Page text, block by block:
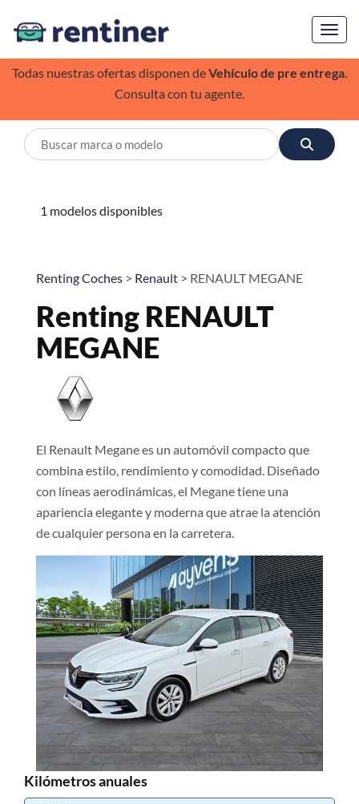
Todas nuestras ofertas disponen deVehículo de pre entrega.
Consulta con tu agente.
1 modelos disponibles
Renting Coches > Renault > RENAULT MEGANE
Renting RENAULT
MEGANE
El Renault Megane es un automóvil compacto que
combina estilo, rendimiento y comodidad. Diseñado
con líneas aerodinámicas, el Megane tiene una
apariencia elegante y moderna que atrae la atención
de cualquier persona en la carretera.
Kilómetros anuales